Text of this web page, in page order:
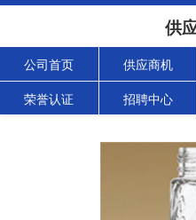
供
公司首页 供应商机
荣誉认证 招聘中心